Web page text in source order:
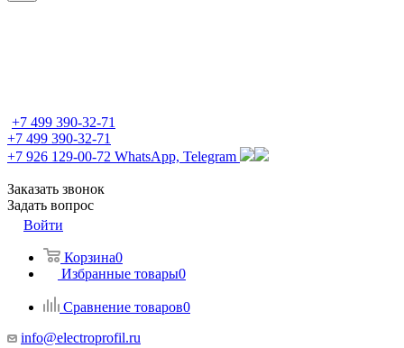
+7 499 390-32-71
+7 499 390-32-71
+7 926 129-00-72 WhatsApp, Telegram
Заказать звонок
Задать вопрос
Войти
Корзина0
Избранные товары0
Сравнение товаров0
info@electroprofil.ru